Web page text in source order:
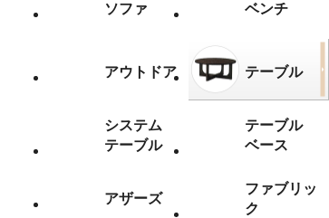
ソファ ベンチ
アウトドア テーブル
システム
テーブル
テーブル
ベース
アザーズ
ファブリッ
ク